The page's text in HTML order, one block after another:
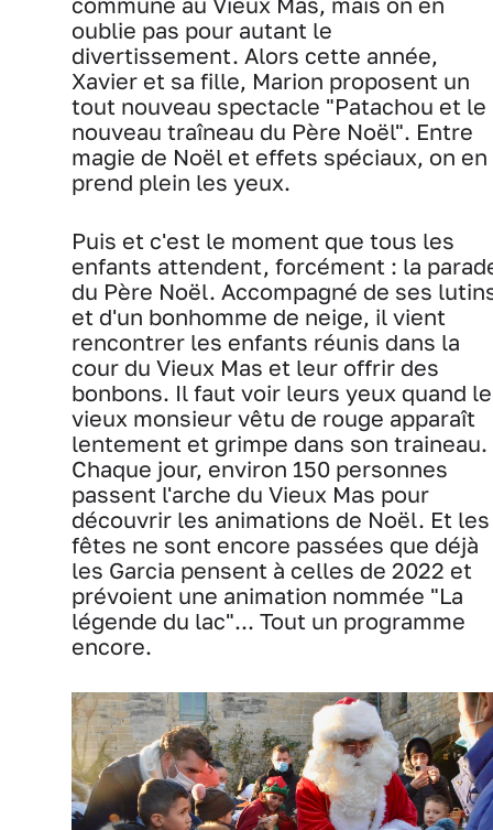
oublie pas pour autant le
divertissement. Alors cette année,
Xavier et sa fille, Marion proposent un
tout nouveau spectacle "Patachou et le
nouveau traîneau du Père Noël". Entre
magie de Noël et effets spéciaux, on en
prend plein les yeux.
Puis et c'est le moment que tous les
enfants attendent, forcément : la
du Père Noël. Accompagné de ses
et d'un bonhomme de neige, il vient
rencontrer les enfants réunis dans la
cour du Vieux Mas et leur offrir des
bonbons. Il faut voir leurs yeux quand le
vieux monsieur vêtu de rouge apparaît
lentement et grimpe dans son traineau.
Chaque jour, environ 150 personnes
passent l'arche du Vieux Mas pour
découvrir les animations de Noël. Et les
fêtes ne sont encore passées que déjà
les Garcia pensent à celles de 2022 et
prévoient une animation nommée "La
légende du lac"... Tout un programme
encore.